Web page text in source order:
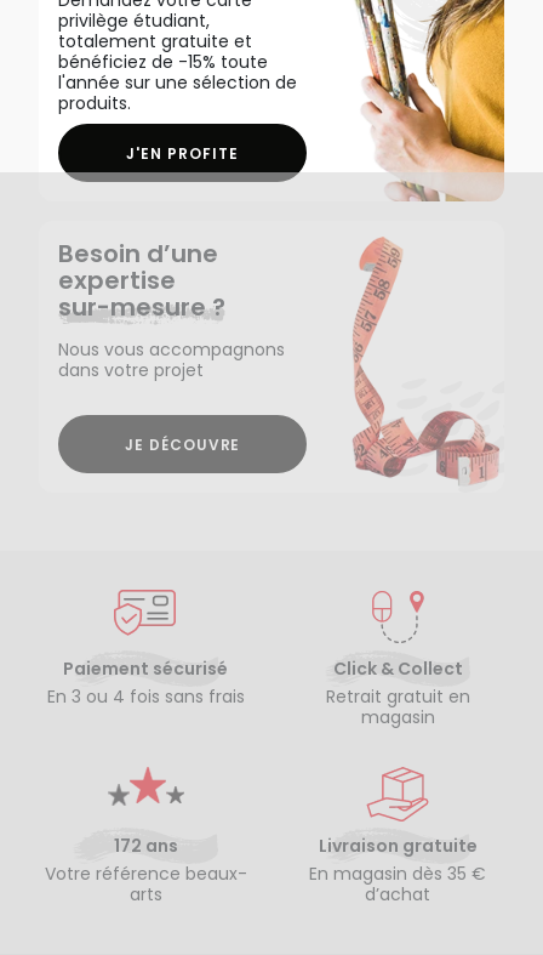
privilège étudiant,
totalement gratuite et
bénéficiez de -15% toute
l'année sur une sélection de
produits.
J'EN PROFITE
Besoin d’une
expertise
sur-mesure ?
Nous vous accompagnons
dans votre projet
JE DÉCOUVRE
Paiement sécurisé
En 3 ou 4 fois sans frais
Click & Collect
Retrait gratuit en
magasin
172 ans
Votre référence beaux-
arts
Livraison gratuite
En magasin dès 35 €
d’achat